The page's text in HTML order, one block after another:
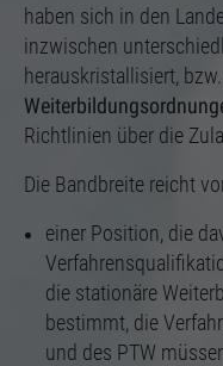
haben sich in den
inzwischen
herauskristallisiert, bzw.
Richtlinien über die
Die Bandbreite reicht
einer Position, die
die stationäre
bestimmt, die
und des PTW